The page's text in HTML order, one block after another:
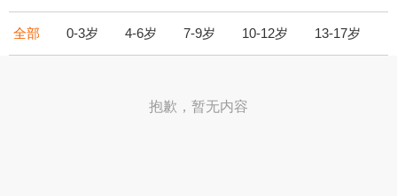
全部 0-3岁 4-6岁 7-9岁 10-12岁 13-17岁
抱歉，暂无内容